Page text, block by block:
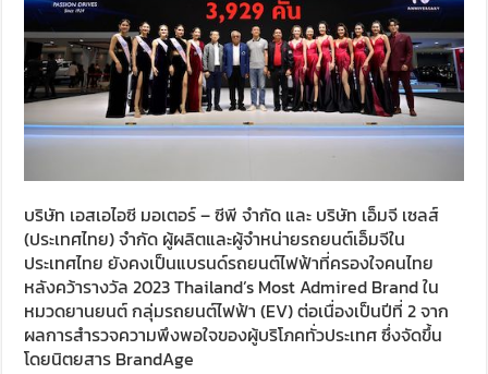
บริษัท เอสเอไอซี มอเตอร์ – ซีพี จำกัด และ บริษัท เอ็มจี เซลส์
(ประเทศไทย) จำกัด ผู้ผลิตและผู้จำหน่ายรถยนต์เอ็มจีใน
ประเทศไทย ยังคงเป็นแบรนด์รถยนต์ไฟฟ้าที่ครองใจคนไทย
หลังคว้ารางวัล 2023 Thailand’s Most Admired Brand ใน
หมวดยานยนต์ กลุ่มรถยนต์ไฟฟ้า (EV) ต่อเนื่องเป็นปีที่ 2 จาก
ผลการสำรวจความพึงพอใจของผู้บริโภคทั่วประเทศ ซึ่งจัดขึ้น
โดยนิตยสาร BrandAge